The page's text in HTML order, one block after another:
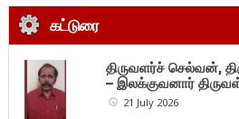
கட்டுரை
திருவளர்ச் செல்வன்,
– இலக்குவனார்
21 July 2026